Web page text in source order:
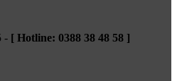
- [ Hotline: 0388 38 48 58 ]